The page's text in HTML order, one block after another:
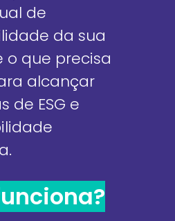
de
da sua
o que precisa
alcançar
de ESG e